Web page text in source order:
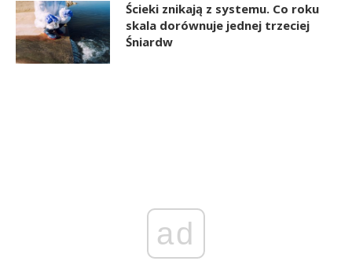
Ścieki znikają z systemu. Co roku
skala dorównuje jednej trzeciej
Śniardw
ad